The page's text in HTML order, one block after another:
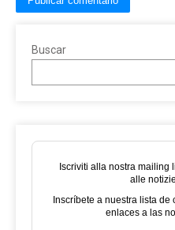
Buscar
Iscriviti alla nostra mailing
alle
Inscríbete a nuestra lista
enlaces a las